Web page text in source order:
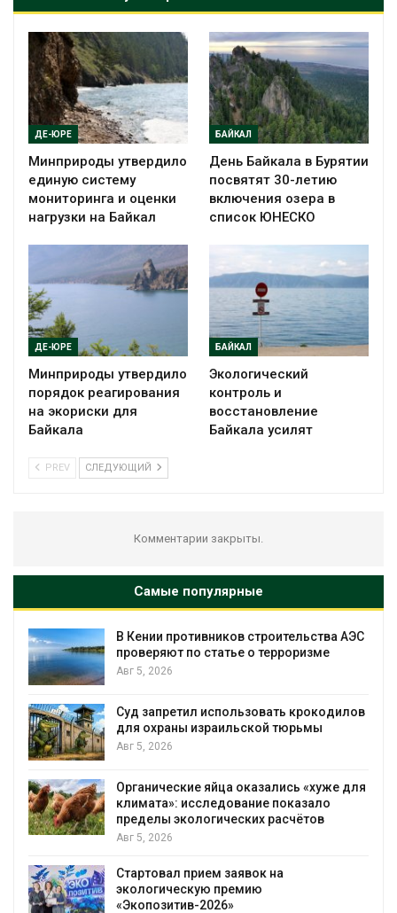
ДЕ-ЮРЕ
Минприроды утвердило
единую систему
мониторинга и оценки
нагрузки на Байкал
БАЙКАЛ
День Байкала в Бурятии
посвятят 30-летию
включения озера в
список ЮНЕСКО
ДЕ-ЮРЕ
Минприроды утвердило
порядок реагирования
на экориски для
Байкала
БАЙКАЛ
Экологический
контроль и
восстановление
Байкала усилят
PREV СЛЕДУЮЩИЙ
Комментарии закрыты.
Самые популярные
В Кении противников строительства АЭС
проверяют по статье о терроризме
Авг 5, 2026
Суд запретил использовать крокодилов
для охраны израильской тюрьмы
Авг 5, 2026
Органические яйца оказались «хуже для
климата»: исследование показало
пределы экологических расчётов
Авг 5, 2026
Стартовал прием заявок на
экологическую премию
«Экопозитив-2026»